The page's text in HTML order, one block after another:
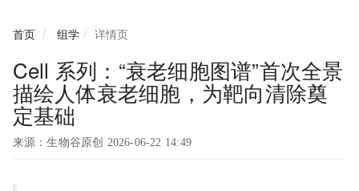
首页 组学 详情页
Cell 系列：“衰老细胞图谱”首次全景
描绘人体衰老细胞，为靶向清除奠
定基础
来源：生物谷原创 2026-06-22 14:49